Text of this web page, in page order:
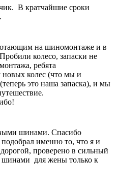
В кратчайшие сроки
на шиномонтаже и в
колесо, запаски не
ребята
новых колес (что мы и
это наша запаска), и мы
шинами. Спасибо
именно то, что я и
проверено в сильный
шинами для жены только к